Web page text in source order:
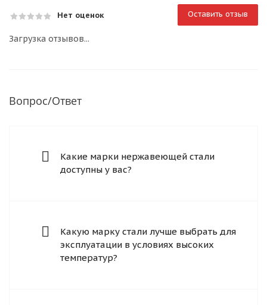
Нет оценок Оставить отзыв
Загрузка отзывов...
Вопрос/Ответ
Какие марки нержавеющей стали
доступны у вас?
Какую марку стали лучше выбрать для
эксплуатации в условиях высоких
температур?